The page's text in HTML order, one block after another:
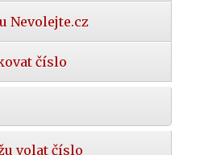
Nevolejte.cz
číslo
volat číslo